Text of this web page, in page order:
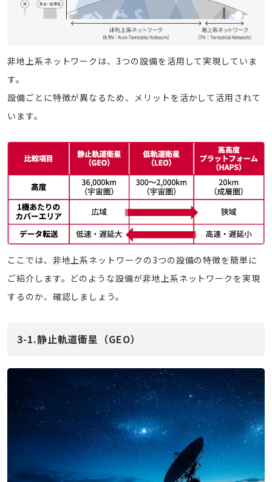
非地上系ネットワークは、3つの設備を活用して実現していま
す。
設備ごとに特徴が異なるため、メリットを活かして活用されて
います。
ここでは、非地上系ネットワークの3つの設備の特徴を簡単に
ご紹介します。どのような設備が非地上系ネットワークを実現
するのか、確認しましょう。
3-1.静止軌道衛星（GEO）